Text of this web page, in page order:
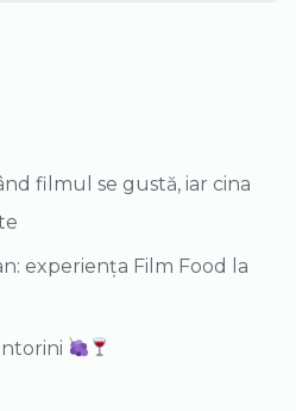
filmul se gustă, iar cina
experiența Film Food la